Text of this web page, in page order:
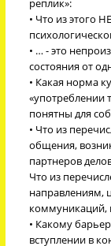
реплик»:
• Что из этого
• … - это
состояния от
• Какая норма
«употреблении
понятны для
• Что из
общения,
партнеров
Что из
направлениям,
коммуникаций,
• Какому
вступлении в